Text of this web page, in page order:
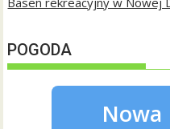
POGODA
Nowa